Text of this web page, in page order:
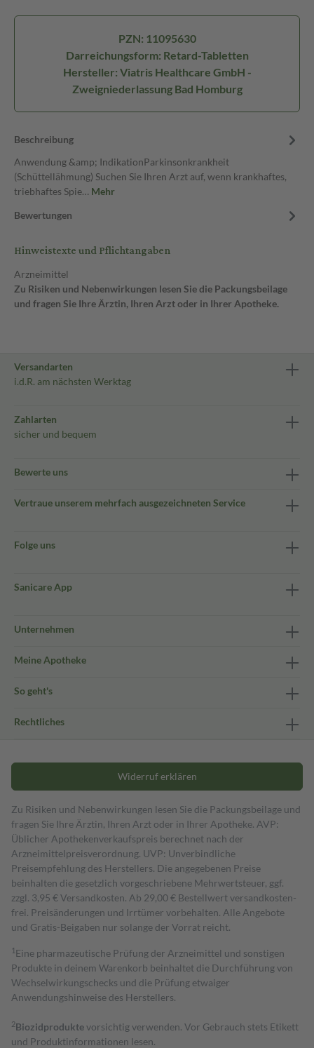
PZN: 11095630
Darreichungsform: Retard-Tabletten
Hersteller: Viatris Healthcare GmbH -
Zweigniederlassung Bad Homburg
Beschreibung
Anwendung &amp; IndikationParkinsonkrankheit
(Schüttellähmung) Suchen Sie Ihren Arzt auf, wenn krankhaftes,
triebhaftes Spie… Mehr
Bewertungen
Hinweistexte und Pflichtangaben
Arzneimittel
Zu Risiken und Nebenwirkungen lesen Sie die Packungsbeilage
und fragen Sie Ihre Ärztin, Ihren Arzt oder in Ihrer Apotheke.
Versandarten
i.d.R. am nächsten Werktag
Zahlarten
sicher und bequem
Bewerte uns
Vertraue unserem mehrfach ausgezeichneten Service
Folge uns
Sanicare App
Unternehmen
Meine Apotheke
So geht's
Rechtliches
Widerruf erklären
Zu Risiken und Nebenwirkungen lesen Sie die Packungsbeilage und
fragen Sie Ihre Ärztin, Ihren Arzt oder in Ihrer Apotheke. AVP:
Üblicher Apothekenverkaufspreis berechnet nach der
Arzneimittelpreisverordnung. UVP: Unverbindliche
Preisempfehlung des Herstellers. Die angegebenen Preise
beinhalten die gesetzlich vorgeschriebene Mehrwertsteuer, ggf.
zzgl. 3,95 € Versandkosten. Ab 29,00 € Bestell­wert versand­kosten­
frei. Preisänderungen und Irrtümer vorbehalten. Alle Angebote
und Gratis-Beigaben nur solange der Vorrat reicht.
1 Eine pharmazeutische Prüfung der Arzneimittel und sonstigen
Produkte in deinem Warenkorb beinhaltet die Durchführung von
Wechselwirkungschecks und die Prüfung etwaiger
Anwendungshinweise des Herstellers.
2Biozidproduktevorsichtig verwenden. Vor Gebrauch stets Etikett
und Produktinformationen lesen.